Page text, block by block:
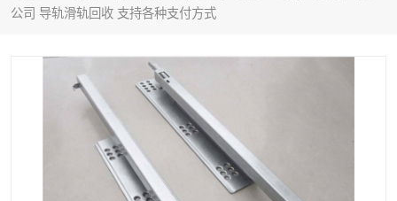
公司 导轨滑轨回收 支持各种支付方式
回收欧姆龙模块